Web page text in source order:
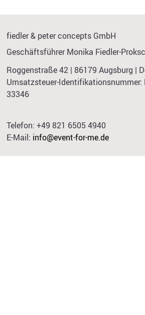
fiedler & peter concepts GmbH
Geschäftsführer Monika Fiedler-
Roggenstraße 42 | 86179 Augsburg |
Umsatzsteuer-Identifikationsnummer:
33346
Telefon: +49 821 6505 4940
E-Mail: info@event-for-me.de